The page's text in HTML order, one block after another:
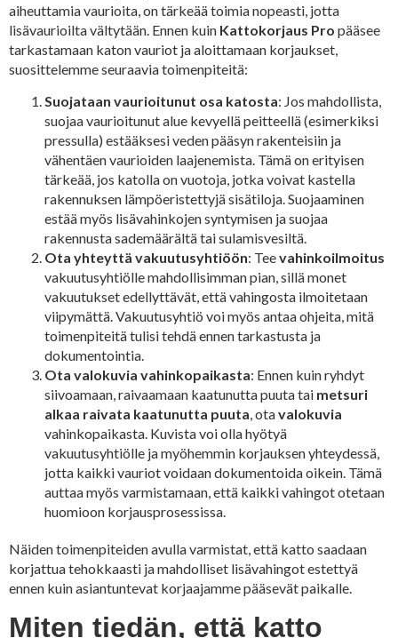
aiheuttamia vaurioita, on tärkeää toimia nopeasti, jotta
lisävaurioilta vältytään. Ennen kuin Kattokorjaus Pro pääsee
tarkastamaan katon vauriot ja aloittamaan korjaukset,
suosittelemme seuraavia toimenpiteitä:
Suojataan vaurioitunut osa katosta: Jos mahdollista,
suojaa vaurioitunut alue kevyellä peitteellä (esimerkiksi
pressulla) estääksesi veden pääsyn rakenteisiin ja
vähentäen vaurioiden laajenemista. Tämä on erityisen
tärkeää, jos katolla on vuotoja, jotka voivat kastella
rakennuksen lämpöeristettyjä sisätiloja. Suojaaminen
estää myös lisävahinkojen syntymisen ja suojaa
rakennusta sademäärältä tai sulamisvesiltä.
Ota yhteyttä vakuutusyhtiöön: Teevahinkoilmoitus
vakuutusyhtiölle mahdollisimman pian, sillä monet
vakuutukset edellyttävät, että vahingosta ilmoitetaan
viipymättä. Vakuutusyhtiö voi myös antaa ohjeita, mitä
toimenpiteitä tulisi tehdä ennen tarkastusta ja
dokumentointia.
Ota valokuvia vahinkopaikasta: Ennen kuin ryhdyt
siivoamaan, raivaamaan kaatunutta puuta tai metsuri
alkaa raivata kaatunutta puuta, otavalokuvia
vahinkopaikasta. Kuvista voi olla hyötyä
vakuutusyhtiölle ja myöhemmin korjauksen yhteydessä,
jotta kaikki vauriot voidaan dokumentoida oikein. Tämä
auttaa myös varmistamaan, että kaikki vahingot otetaan
huomioon korjausprosessissa.
Näiden toimenpiteiden avulla varmistat, että katto saadaan
korjattua tehokkaasti ja mahdolliset lisävahingot estettyä
ennen kuin asiantuntevat korjaajamme pääsevät paikalle.
Miten tiedän, että katto